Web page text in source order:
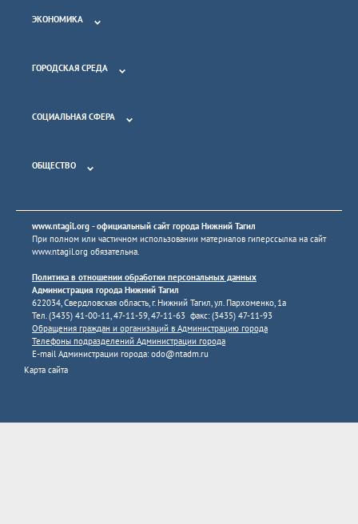
ЭКОНОМИКА
ГОРОДСКАЯ СРЕДА
СОЦИАЛЬНАЯ СФЕРА
ОБЩЕСТВО
www.ntagil.org - официальный сайт города Нижний Тагил
При полном или частичном использовании материалов гиперссылка на сайт
www.ntagil.org обязательна.
Политика в отношении обработки персональных данных
Администрация города Нижний Тагил
622034, Свердловская область, г. Нижний Тагил, ул. Пархоменко, 1а
Тел. (3435) 41-00-11, 47-11-59, 47-11-63 факс: (3435) 47-11-93
Обращения граждан и организаций в Администрацию города
Телефоны подразделений Администрации города
E-mail Администрации города:odo@ntadm.ru
Карта сайта